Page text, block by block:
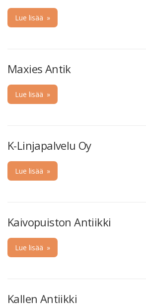
Lue lisää »
Maxies Antik
Lue lisää »
K-Linjapalvelu Oy
Lue lisää »
Kaivopuiston Antiikki
Lue lisää »
Kallen Antiikki